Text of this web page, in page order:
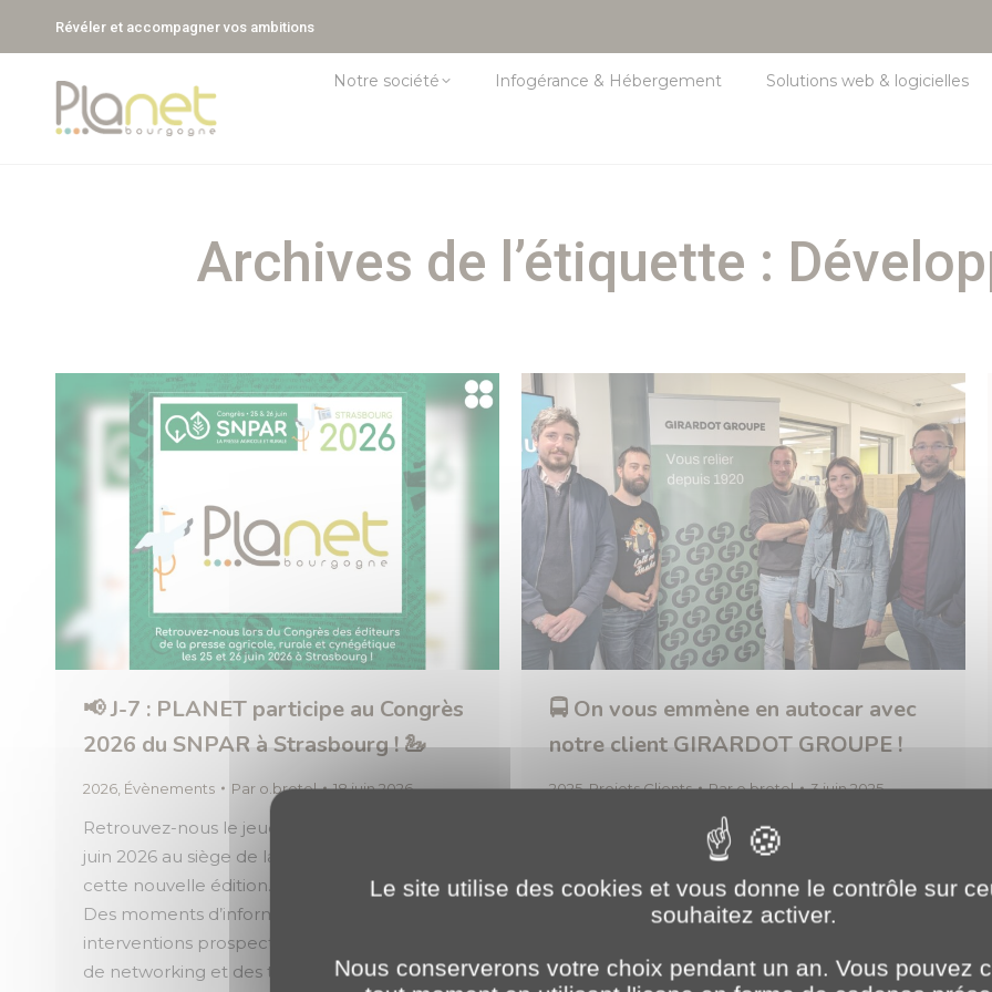
Révéler et accompagner vos ambitions
Notre société Infogérance & Hébergement Solutions web & logicielles
Archives de l’étiquette :
📢 J-7 : PLANET participe au Congrès
2026 du SNPAR à Strasbourg ! 🦢
2026 Évènements Par o.brotel 18 juin 2026
Retrouvez-nous le jeudi 25 et le vendredi 26
juin 2026 au siège de la Région Grand Est pour
cette nouvelle édition. Au programme 🗓️ : ▫️
Des moments d’information, ▫️ Des
interventions prospectives, ▫️ Des opportunités
de networking et des temps de convivialité.
🚍 On vous emmène en autocar avec
notre client GIRARDOT GROUPE !
2025,Projets Clients Paro.brotel 3 juin 2025
Depuis plusieurs années, nous avons le plaisir
d’accompagner les équipes Girardot, expertes
depuis plus de 100 ans dans les secteurs de la
mobilité et du tourisme. Que ce soit pour des
France ou à l’étranger, en avion, bateau ou
Le site utilise des cookies et vous donne le contrôle sur
souhaitez activer.
Nous conserverons votre choix pendant un an. Vous pouvez